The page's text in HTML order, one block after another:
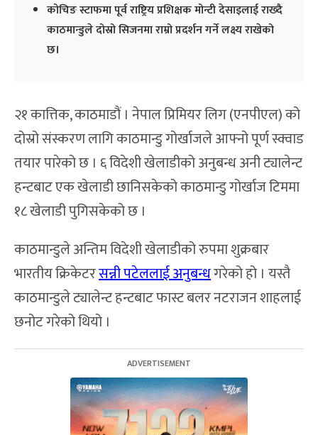
कोचिङ स्टाफमा पूर्व राष्ट्रिय प्रशिक्षक मोन्टी देसाइलाई राख्दै
काठमान्डुले दोस्रो सिजनमा राम्रो प्रदर्शन गर्ने लक्ष्य राखेको
छ।
२१ कात्तिक, काठमाडौं । नेपाल प्रिमियर लिग (एनपीएल) को
दोस्रो संस्करण लागि काठमान्डु गोर्खाजले आफ्नो पूर्ण स्क्वाड
तयार पारेको छ । ६ विदेशी खेलाडीको अनुबन्ध अनी ट्यालेन्ट
हन्टबाट एक खेलाडी छानिसकेको काठमान्डु गोर्खाज टिममा
१८ खेलाडी पुगिसकेको छ ।
काठमान्डुले अन्तिम विदेशी खेलाडीको रुपमा शुक्रबार
भारतीय क्रिकेटरसन्नी पटेललाई अनुबन्धगरेको हो । यस्तै
काठमान्डुले ट्यालेन्ट हन्टबाट फास्ट बलर नटराजन शाहलाई
छनोट गरेको थियो ।